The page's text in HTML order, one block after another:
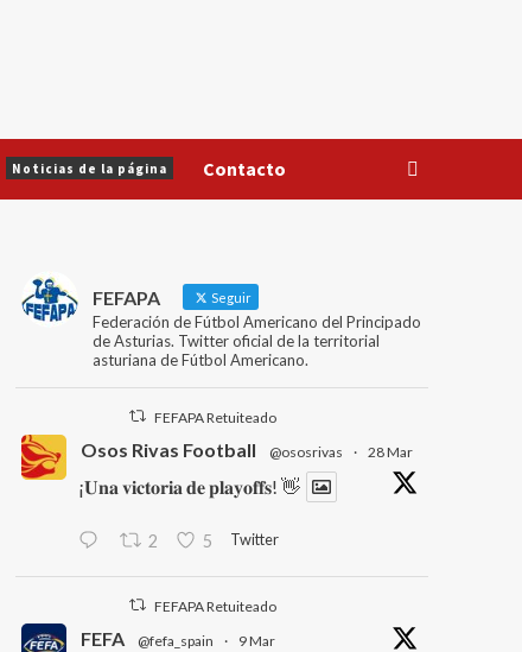
Noticias de la página Contacto
FEFAPA Seguir
Federación de Fútbol Americano del Principado
de Asturias. Twitter oficial de la territorial
asturiana de Fútbol Americano.
FEFAPA Retuiteado
Osos Rivas Football @ososrivas · 28 Mar
¡𝐔𝐧𝐚 𝐯𝐢𝐜𝐭𝐨𝐫𝐢𝐚 𝐝𝐞 𝐩𝐥𝐚𝐲𝐨𝐟𝐟𝐬! 👋
2 5 Twitter
FEFAPA Retuiteado
FEFA @fefa_spain · 9 Mar